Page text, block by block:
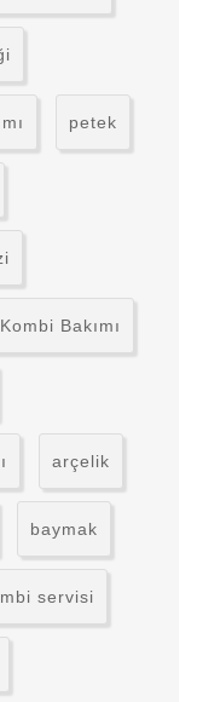
petek
Kombi Bakımı
arçelik
baymak
servisi